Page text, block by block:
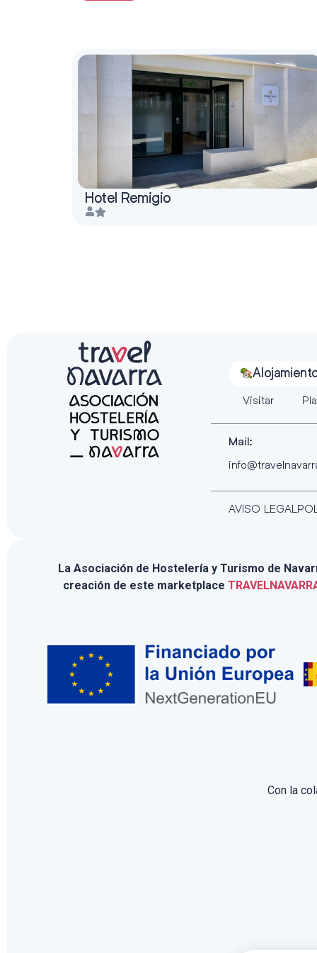
Hotel Remigio
Visitar
Mail:
AVISO LEGAL
La Asociación de Hostelería y Turismo de
creación de este marketplace
Con la